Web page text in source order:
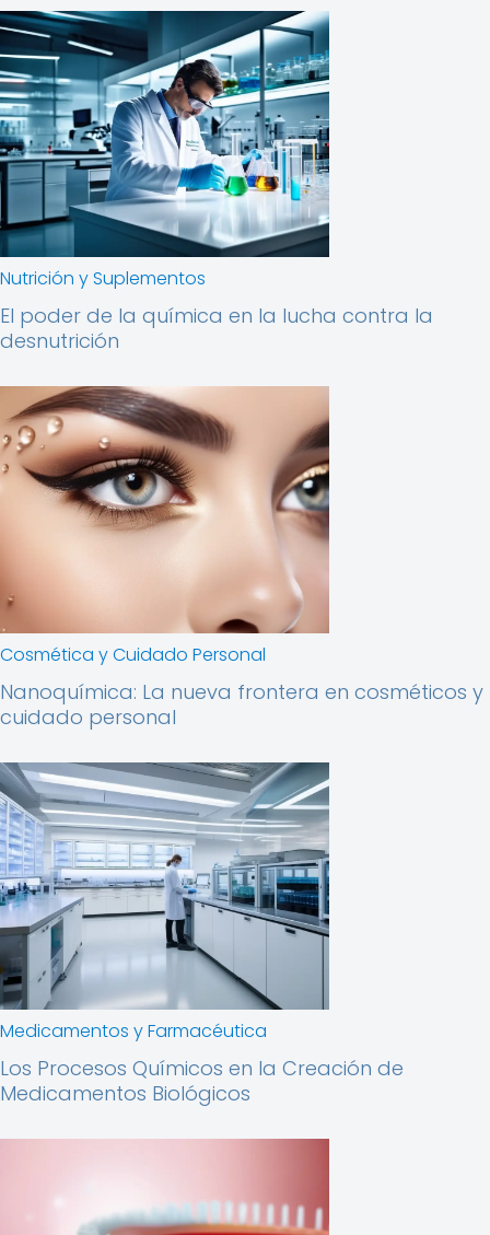
Nutrición y Suplementos
El poder de la química en la lucha contra la
desnutrición
Cosmética y Cuidado Personal
Nanoquímica: La nueva frontera en cosméticos y
cuidado personal
Medicamentos y Farmacéutica
Los Procesos Químicos en la Creación de
Medicamentos Biológicos